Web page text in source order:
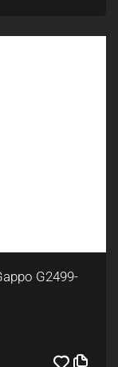
G2499-